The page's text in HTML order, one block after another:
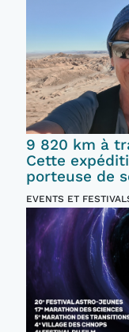
9 820 km à
Cette
porteuse de
EVENTS ET